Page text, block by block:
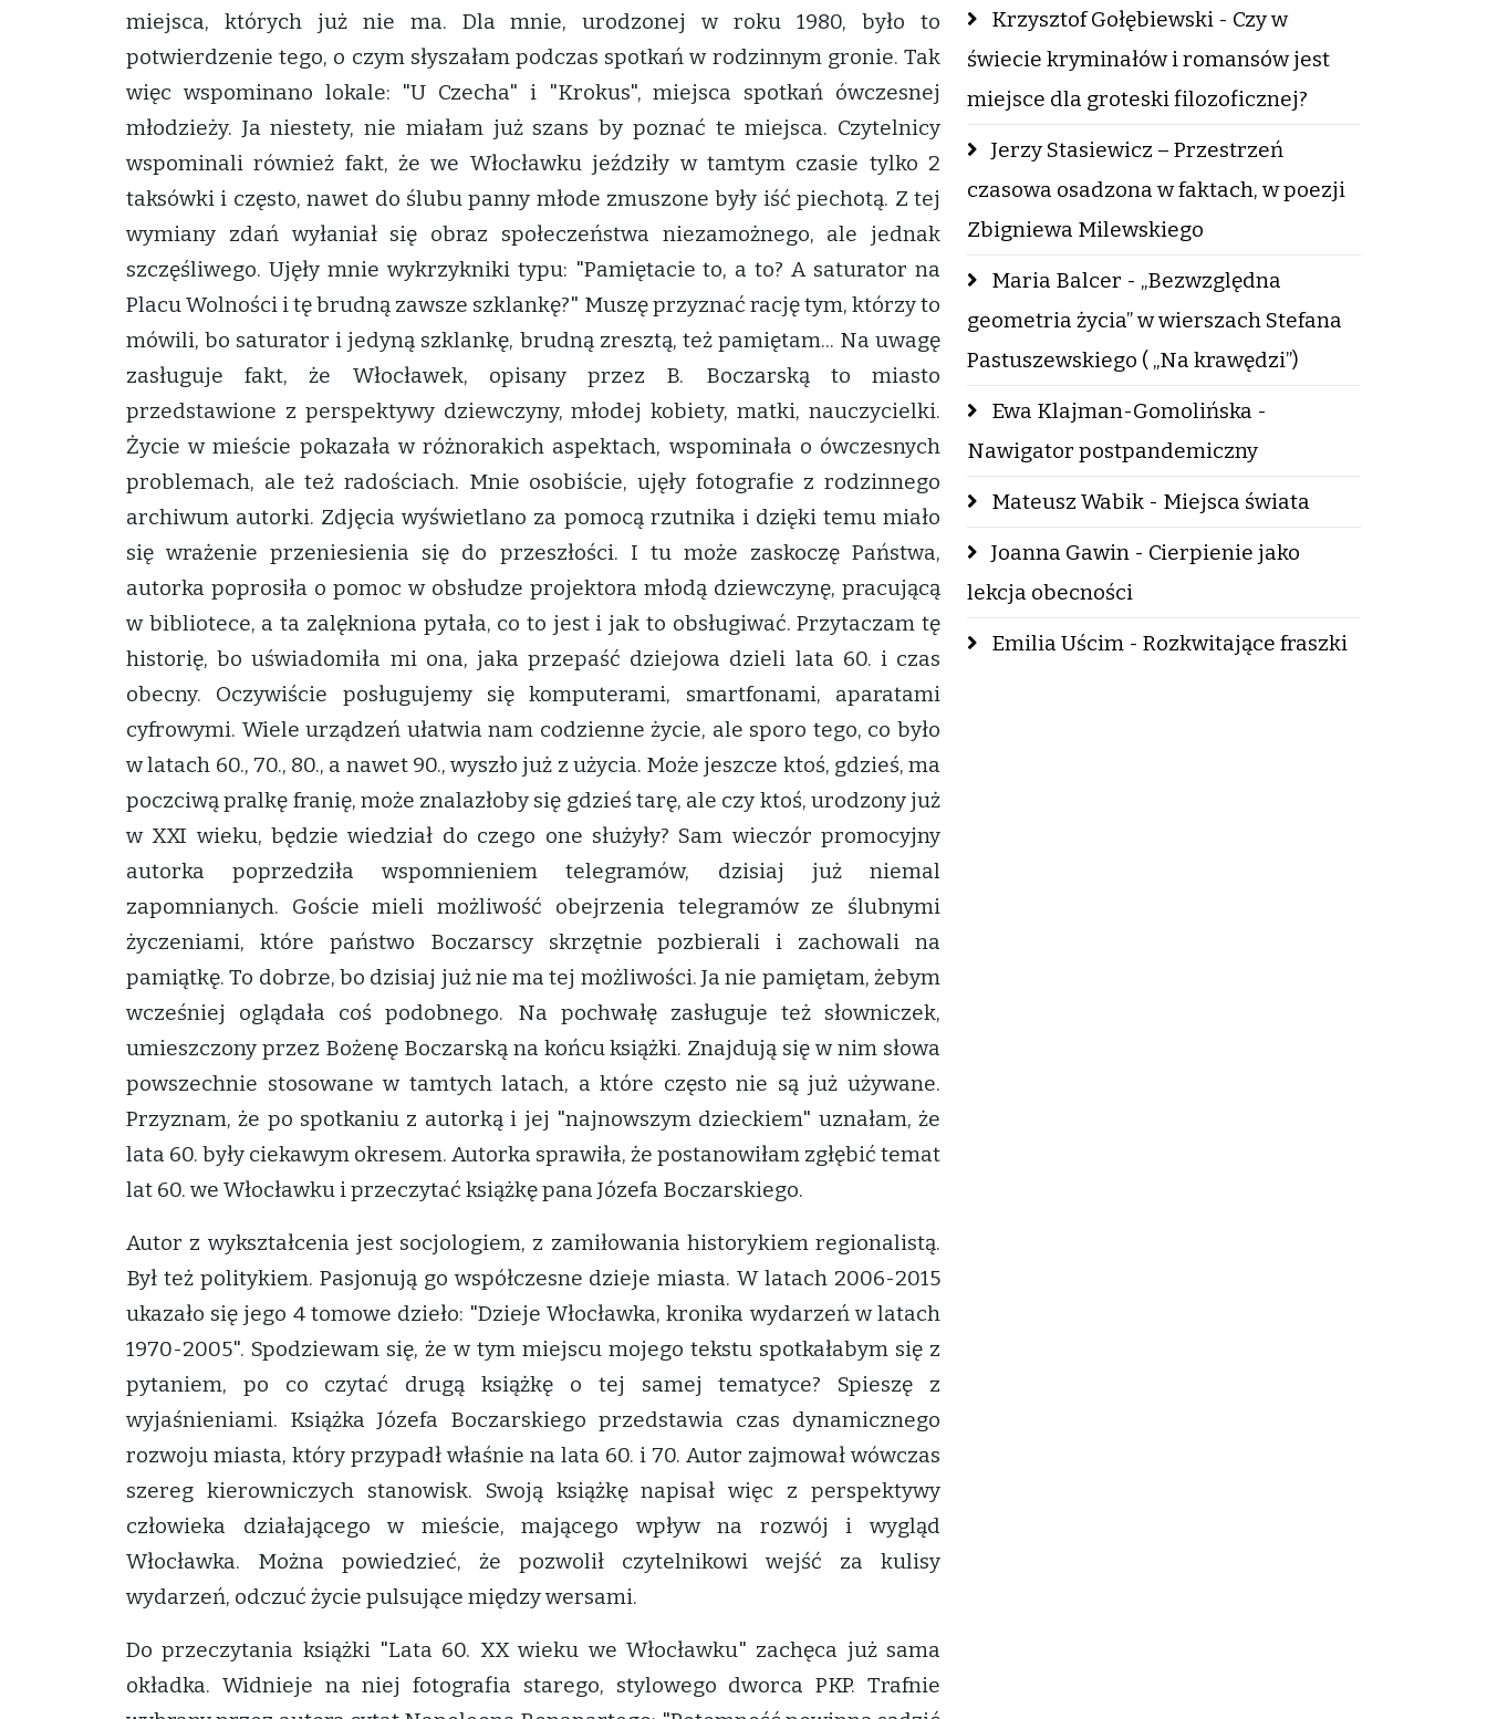
miejsca, których już nie ma. Dla mnie, urodzonej w roku 1980, było to
potwierdzenie tego, o czym słyszałam podczas spotkań w rodzinnym gronie. Tak
więc wspominano lokale: "U Czecha" i "Krokus", miejsca spotkań ówczesnej
młodzieży. Ja niestety, nie miałam już szans by poznać te miejsca. Czytelnicy
wspominali również fakt, że we Włocławku jeździły w tamtym czasie tylko 2
taksówki i często, nawet do ślubu panny młode zmuszone były iść piechotą. Z tej
wymiany zdań wyłaniał się obraz społeczeństwa niezamożnego, ale jednak
szczęśliwego. Ujęły mnie wykrzykniki typu: "Pamiętacie to, a to? A saturator na
Placu Wolności i tę brudną zawsze szklankę?" Muszę przyznać rację tym, którzy to
mówili, bo saturator i jedyną szklankę, brudną zresztą, też pamiętam... Na uwagę
zasługuje fakt, że Włocławek, opisany przez B. Boczarską to miasto
przedstawione z perspektywy dziewczyny, młodej kobiety, matki, nauczycielki.
Życie w mieście pokazała w różnorakich aspektach, wspominała o ówczesnych
problemach, ale też radościach. Mnie osobiście, ujęły fotografie z rodzinnego
archiwum autorki. Zdjęcia wyświetlano za pomocą rzutnika i dzięki temu miało
się wrażenie przeniesienia się do przeszłości. I tu może zaskoczę Państwa,
autorka poprosiła o pomoc w obsłudze projektora młodą dziewczynę, pracującą
w bibliotece, a ta zalękniona pytała, co to jest i jak to obsługiwać. Przytaczam tę
historię, bo uświadomiła mi ona, jaka przepaść dziejowa dzieli lata 60. i czas
obecny. Oczywiście posługujemy się komputerami, smartfonami, aparatami
cyfrowymi. Wiele urządzeń ułatwia nam codzienne życie, ale sporo tego, co było
w latach 60., 70., 80., a nawet 90., wyszło już z użycia. Może jeszcze ktoś, gdzieś, ma
poczciwą pralkę franię, może znalazłoby się gdzieś tarę, ale czy ktoś, urodzony już
w XXI wieku, będzie wiedział do czego one służyły? Sam wieczór promocyjny
autorka poprzedziła wspomnieniem telegramów, dzisiaj już niemal
zapomnianych. Goście mieli możliwość obejrzenia telegramów ze ślubnymi
życzeniami, które państwo Boczarscy skrzętnie pozbierali i zachowali na
pamiątkę. To dobrze, bo dzisiaj już nie ma tej możliwości. Ja nie pamiętam, żebym
wcześniej oglądała coś podobnego. Na pochwałę zasługuje też słowniczek,
umieszczony przez Bożenę Boczarską na końcu książki. Znajdują się w nim słowa
powszechnie stosowane w tamtych latach, a które często nie są już używane.
Przyznam, że po spotkaniu z autorką i jej "najnowszym dzieckiem" uznałam, że
lata 60. były ciekawym okresem. Autorka sprawiła, że postanowiłam zgłębić temat
lat 60. we Włocławku i przeczytać książkę pana Józefa Boczarskiego.
Autor z wykształcenia jest socjologiem, z zamiłowania historykiem regionalistą.
Był też politykiem. Pasjonują go współczesne dzieje miasta. W latach 2006-2015
ukazało się jego 4 tomowe dzieło: "Dzieje Włocławka, kronika wydarzeń w latach
1970-2005". Spodziewam się, że w tym miejscu mojego tekstu spotkałabym się z
pytaniem, po co czytać drugą książkę o tej samej tematyce? Spieszę z
wyjaśnieniami. Książka Józefa Boczarskiego przedstawia czas dynamicznego
rozwoju miasta, który przypadł właśnie na lata 60. i 70. Autor zajmował wówczas
szereg kierowniczych stanowisk. Swoją książkę napisał więc z perspektywy
człowieka działającego w mieście, mającego wpływ na rozwój i wygląd
Włocławka. Można powiedzieć, że pozwolił czytelnikowi wejść za kulisy
wydarzeń, odczuć życie pulsujące między wersami.
Do przeczytania książki "Lata 60. XX wieku we Włocławku" zachęca już sama
okładka. Widnieje na niej fotografia starego, stylowego dworca PKP. Trafnie
Krzysztof Gołębiewski - Czy w
świecie kryminałów i romansów jest
miejsce dla groteski filozoficznej?
Jerzy Stasiewicz – Przestrzeń
czasowa osadzona w faktach, w poezji
Zbigniewa Milewskiego
Maria Balcer - „Bezwzględna
geometria życia” w wierszach Stefana
Pastuszewskiego ( „Na krawędzi”)
Ewa Klajman-Gomolińska -
Nawigator postpandemiczny
Mateusz Wabik - Miejsca świata
Joanna Gawin - Cierpienie jako
lekcja obecności
Emilia Uścim - Rozkwitające fraszki